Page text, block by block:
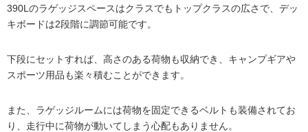
390Lのラゲッジスペースはクラスでもトップクラスの広さで、デッ
キボードは2段階に調節可能です。
下段にセットすれば、高さのある荷物も収納でき、キャンプギアや
スポーツ用品も楽々積むことができます。
また、ラゲッジルームには荷物を固定できるベルトも装備されてお
り、走行中に荷物が動いてしまう心配もありません。